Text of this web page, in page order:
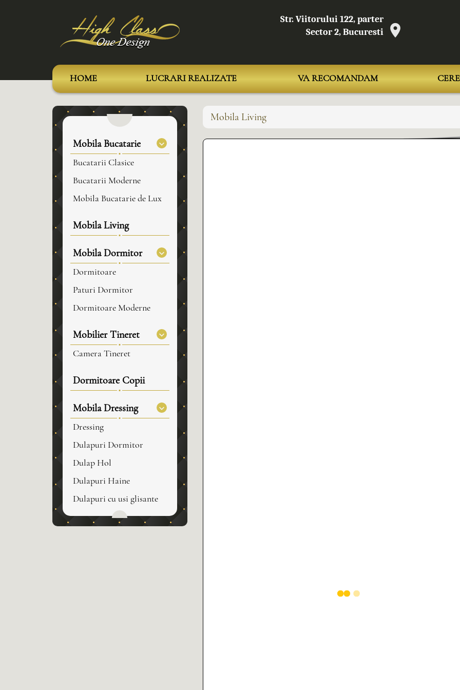
Str. Viitorului 122, parter
Sector 2, Bucuresti
HOME LUCRARI REALIZATE VA RECOMANDAM
Mobila Bucatarie
Bucatarii Clasice
Bucatarii Moderne
Mobila Bucatarie de Lux
Mobila Living
Mobila Dormitor
Dormitoare
Paturi Dormitor
Dormitoare Moderne
Mobilier Tineret
Camera Tineret
Dormitoare Copii
Mobila Dressing
Dressing
Dulapuri Dormitor
Dulap Hol
Dulapuri Haine
Dulapuri cu usi glisante
Mobila Living